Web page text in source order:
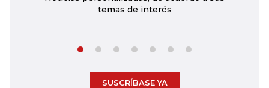
temas de interés
SUSCRÍBASE YA